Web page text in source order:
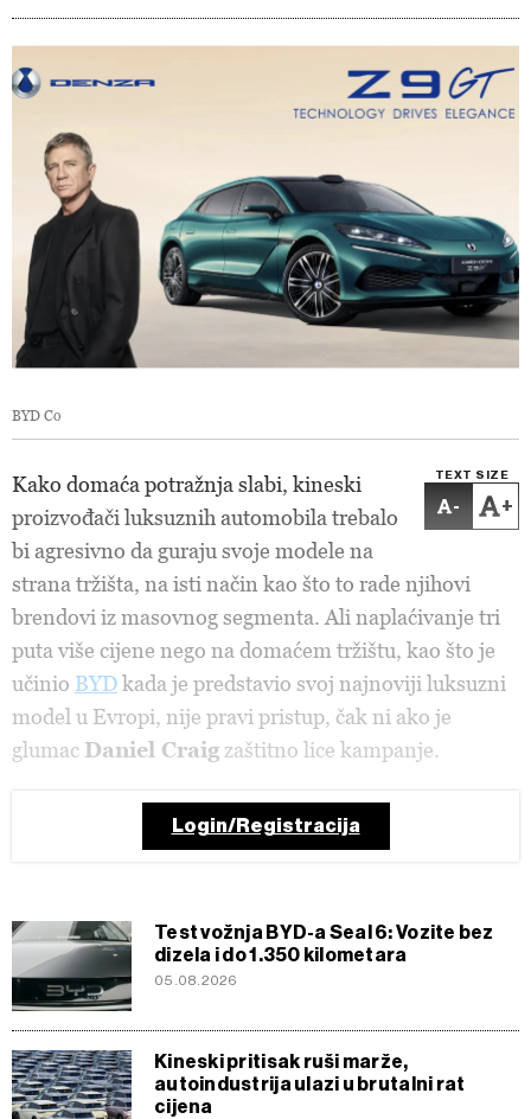
BYD Co
TEXT SIZE
- +
Kako domaća potražnja slabi, kineski
proizvođači luksuznih automobila trebalo
bi agresivno da guraju svoje modele na
strana tržišta, na isti način kao što to rade njihovi
brendovi iz masovnog segmenta. Ali naplaćivanje tri
puta više cijene nego na domaćem tržištu, kao što je
učinio BYDkada je predstavio svoj najnoviji luksuzni
model u Evropi, nije pravi pristup, čak ni ako je
glumac Daniel Craig zaštitno lice kampanje.
Login/Registracija
Test vožnja BYD-a Seal 6: Vozite bez
dizela i do 1.350 kilometara
05.08.2026
Kineski pritisak ruši marže,
autoindustrija ulazi u brutalni rat
cijena